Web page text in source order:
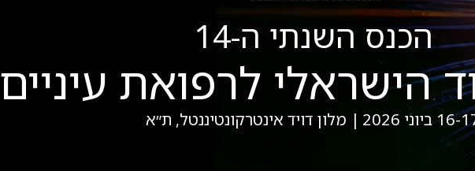
הכנס השנתי ה-14
הישראלי לרפואת עיניים
ביוני 2026 | מלון דויד אינטרקונטיננטל, ת״א